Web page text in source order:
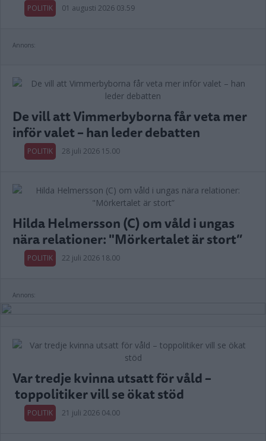
POLITIK 01 augusti 2026 03.59
Annons:
De vill att Vimmerbyborna får veta mer
inför valet – han leder debatten
POLITIK 28 juli 2026 15.00
Hilda Helmersson (C) om våld i ungas
nära relationer: "Mörkertalet är stort”
POLITIK 22 juli 2026 18.00
Annons:
Var tredje kvinna utsatt för våld –
toppolitiker vill se ökat stöd
POLITIK 21 juli 2026 04.00